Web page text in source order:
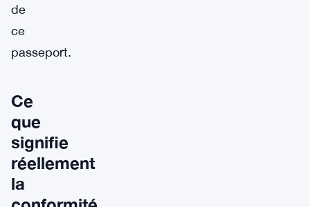
de
ce
passeport.
Ce
que
signifie
réellement
la